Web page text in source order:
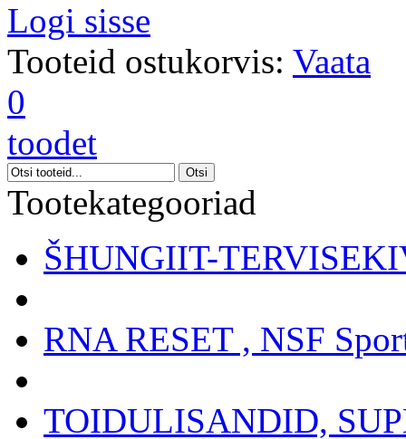
Logi sisse
Tooteid ostukorvis: Vaata
0
toodet
Tootekategooriad
ŠHUNGIIT-
RNA RESET , NSF
TOIDULISANDID,